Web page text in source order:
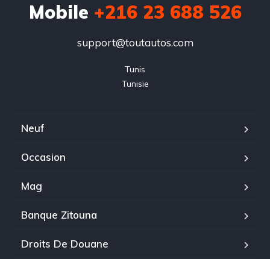
Mobile +216 23 688 526
support@toutautos.com
Tunis
Tunisie
Neuf
Occasion
Mag
Banque Zitouna
Droits De Douane